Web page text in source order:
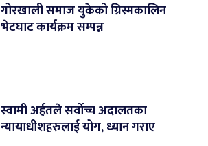
गोरखाली समाज युकेको ग्रिस्मकालिन
भेटघाट कार्यक्रम सम्पन्न
स्वामी अर्हतले सर्वोच्च अदालतका
न्यायाधीशहरुलाई योग, ध्यान गराए